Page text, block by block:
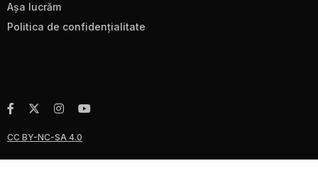
Aşa lucrăm
Politica de confidenţialitate
CC BY-NC-SA 4.0